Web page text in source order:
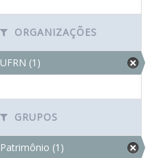
ORGANIZAÇÕES
UFRN (1)
GRUPOS
Patrimônio (1)